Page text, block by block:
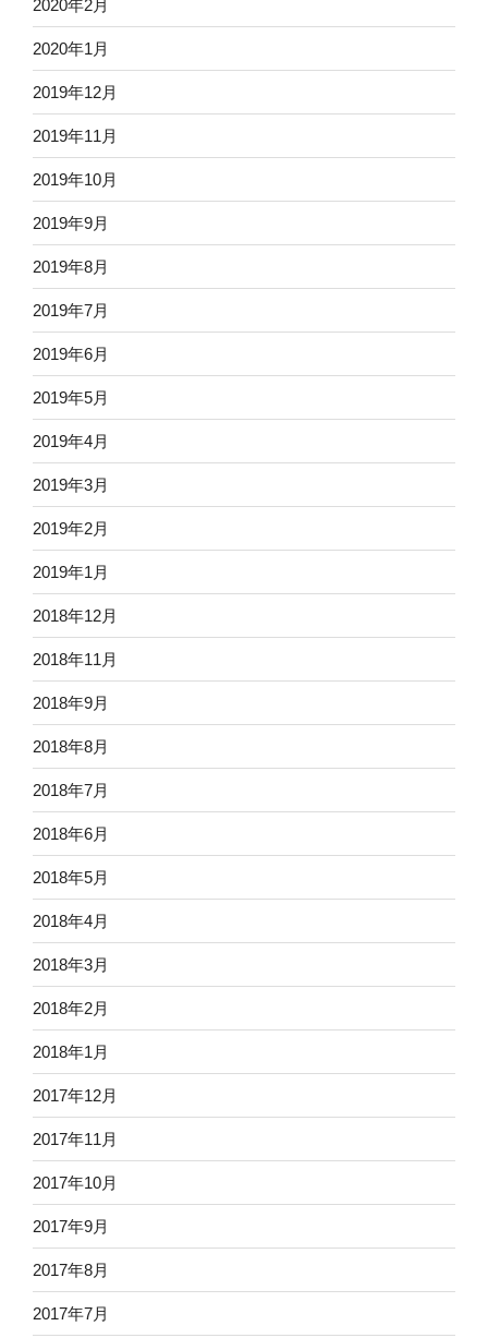
2020年2月
2020年1月
2019年12月
2019年11月
2019年10月
2019年9月
2019年8月
2019年7月
2019年6月
2019年5月
2019年4月
2019年3月
2019年2月
2019年1月
2018年12月
2018年11月
2018年9月
2018年8月
2018年7月
2018年6月
2018年5月
2018年4月
2018年3月
2018年2月
2018年1月
2017年12月
2017年11月
2017年10月
2017年9月
2017年8月
2017年7月